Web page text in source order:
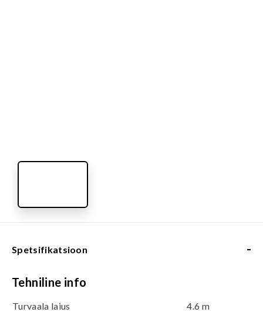
Spetsifikatsioon -
Tehniline info
Turvaala laius
4.6 m